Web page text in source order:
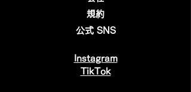
規約
公式 SNS
Instagram
​TikTok